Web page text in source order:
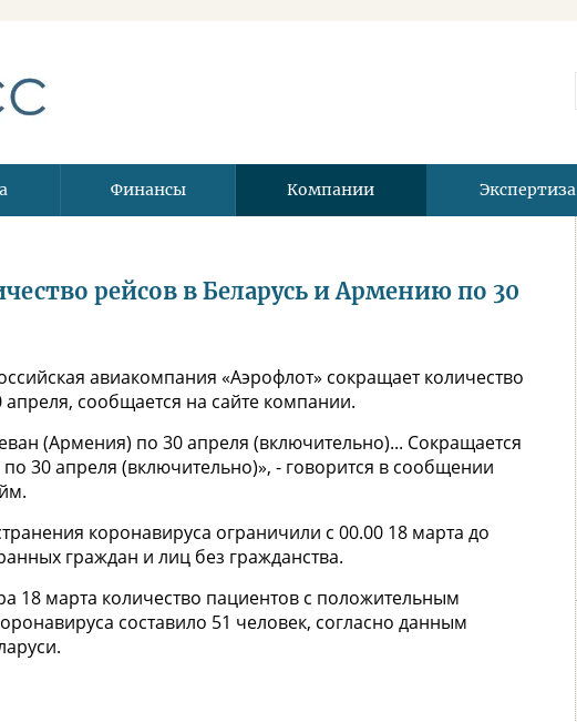
Финансы Компании Экспертиза
рейсов в Беларусь и Армению по 30
авиакомпания «Аэрофлот» сокращает количество
сообщается на сайте компании.
(Армения) по 30 апреля (включительно)... Сокращается
30 апреля (включительно)», - говорится в сообщении
коронавируса ограничили с 00.00 18 марта до
граждан и лиц без гражданства.
18 марта количество пациентов с положительным
составило 51 человек, согласно данным